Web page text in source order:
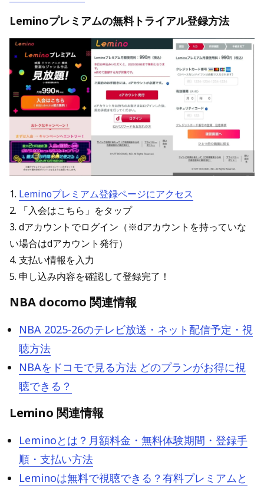
Leminoプレミアムの無料トライアル登録方法
1. Leminoプレミアム登録ページにアクセス
2. 「入会はこちら」をタップ
3. dアカウントでログイン（※dアカウントを持っていな
い場合はdアカウント発行）
4. 支払い情報を入力
5. 申し込み内容を確認して登録完了！
NBA docomo 関連情報
NBA 2025-26のテレビ放送・ネット配信予定・視
聴方法
NBAをドコモで見る方法 どのプランがお得に視
聴できる？
Lemino 関連情報
Leminoとは？月額料金・無料体験期間・登録手
順・支払い方法
Leminoは無料で視聴できる？有料プレミアムと